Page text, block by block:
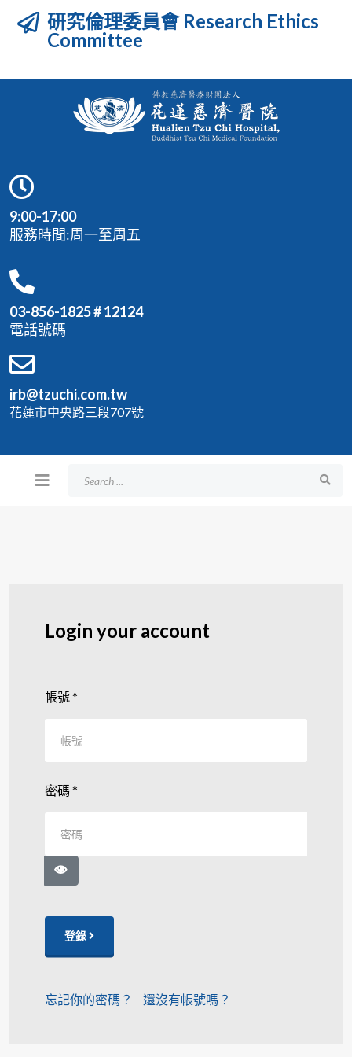
研究倫理委員會 Research Ethics
Committee
9:00-17:00
服務時間:周一至周五
03-856-1825 # 12124
電話號碼
irb@tzuchi.com.tw
花蓮市中央路三段707號
Login your account
帳號*
密碼 *
顯示密碼
登錄
忘記你的密碼？ 還沒有帳號嗎？